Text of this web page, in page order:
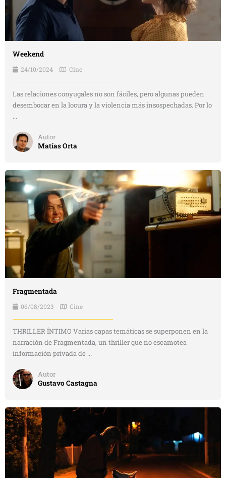
Weekend
24/10/2024 Cine
Las relaciones conyugales no son fáciles, pero algunas pueden
desembocar en la locura y la violencia más insospechadas. Por lo
...
Autor
Matías Orta
Fragmentada
06/08/2023 Cine
THRILLER ÍNTIMO Varias capas temáticas se superponen en la
narración de Fragmentada, un thriller que no escamotea
información privada de ...
Autor
Gustavo Castagna